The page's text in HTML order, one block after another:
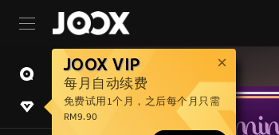
JOOX VIP
每月自动续费
免费试用1个月，之后每个月只需
RM9.90